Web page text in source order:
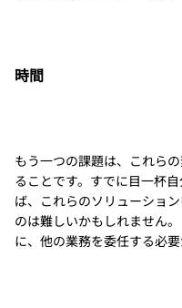
時間
もう一つの課題は、これら
ることです。すでに目一杯
ば、これらのソリューショ
のは難しいかもしれません
に、他の業務を委任する必